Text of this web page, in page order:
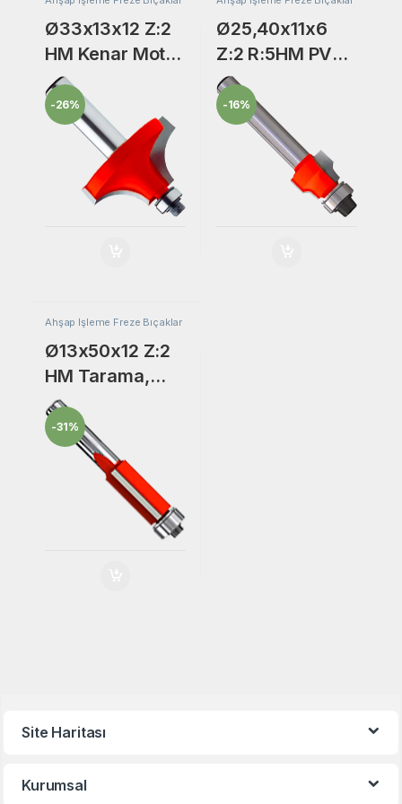
Ø33x13x12 Z:2
HM Kenar Motif
Freze Bıçak
-26%
Ø25,40x11x6
Z:2 R:5HM PVC
Kenar
Temizleme
Freze Bıçak
-16%
Ahşap İşleme Freze Bıçaklar
Ø13x50x12 Z:2
HM Tarama,
Lamba Yeri
Açma Rulmanlı
Freze Bıçak
-31%
Site Haritası
Kurumsal